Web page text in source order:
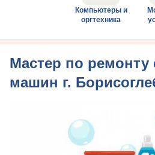
Компьютеры и
оргтехника
Мастер по ремонту
машин г.